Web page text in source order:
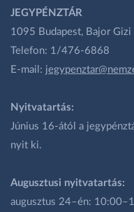
JEGYPÉNZTÁR
1095 Budapest, Bajor Gizi
Telefon: 1/476-6868
E-mail:
Nyitvatartás:
Június 16-ától a
nyit ki.
Augusztusi nyitvatartás:
augusztus 24–én: